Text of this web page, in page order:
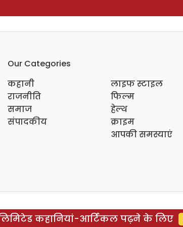
Our Categories
कहानी
राजनीति
समाज
संपादकीय
लाइफ स्टाइल
फिल्म
हेल्थ
क्राइम
आपकी समस्याएं
कहानियां-आर्टिकल पढ़ने के लिए